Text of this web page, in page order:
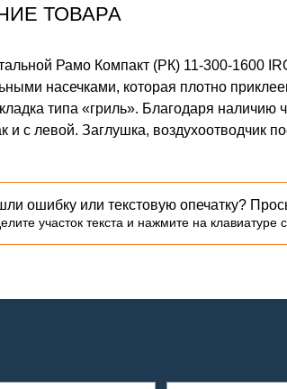
ТОВАРА
Рамо Компакт (РК) 11-300-1600
насечками, которая плотно
типа «гриль». Благодаря
и с левой. Заглушка, воздухоотводчик
ошибку или текстовую опечатку?
участок текста и нажмите на